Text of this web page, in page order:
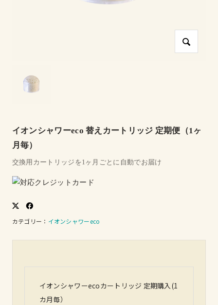
イオンシャワーeco 替えカートリッジ 定期便（1ヶ
月毎）
交換用カートリッジを1ヶ月ごとに自動でお届け
カテゴリー： イオンシャワーeco
イオンシャワーecoカートリッジ 定期購入(1
カ月毎）